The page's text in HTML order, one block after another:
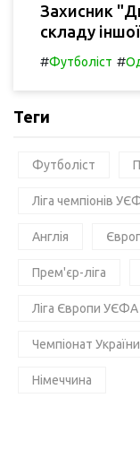
Захисник
складу
#Футболіст #
Теги
Футболіст
Ліга чемпіонів
Англія
Прем'єр-ліга
Ліга Європи УЄФА
Чемпіонат
Німеччина